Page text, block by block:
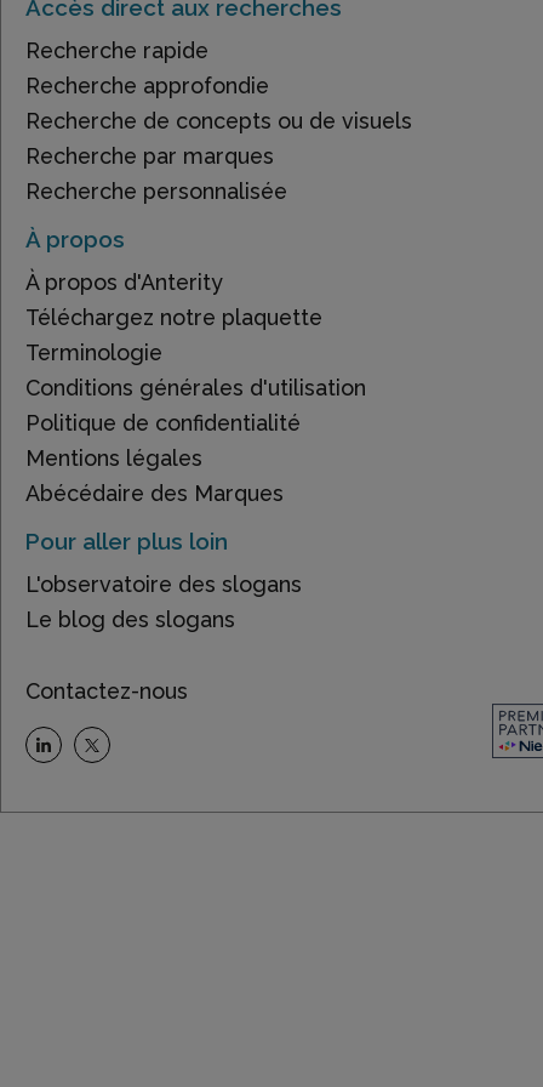
Accès direct aux recherches
Recherche rapide
Recherche approfondie
Recherche de concepts ou de visuels
Recherche par marques
Recherche personnalisée
À propos
À propos d'Anterity
Téléchargez notre plaquette
Terminologie
Conditions générales d'utilisation
Politique de confidentialité
Mentions légales
Abécédaire des Marques
Pour aller plus loin
L'observatoire des slogans
Le blog des slogans
Contactez-nous